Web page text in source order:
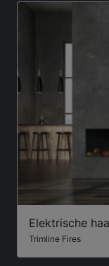
Elektrische
Trimline Fires